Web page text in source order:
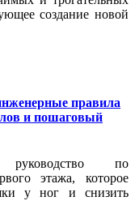
создание новой
правила
и пошаговый
руководство по
этажа, которое
у ног и снизить